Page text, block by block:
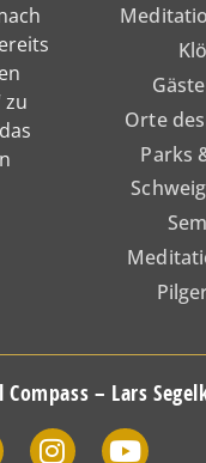
zu
Orte
Parks
– Lars